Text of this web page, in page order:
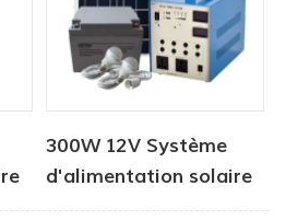
300W 12V Système
d'alimentation solaire
DC pour bureau à